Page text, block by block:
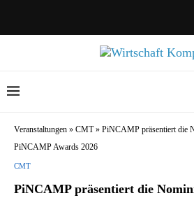
Veranstaltungen » CMT» PiNCAMP präsentiert die
PiNCAMP Awards 2026
CMT
PiNCAMP präsentiert die